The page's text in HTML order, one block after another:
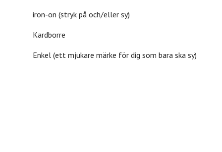
iron-on (stryk på och/eller sy)
Kardborre
Enkel (ett mjukare märke för dig som bara ska sy)